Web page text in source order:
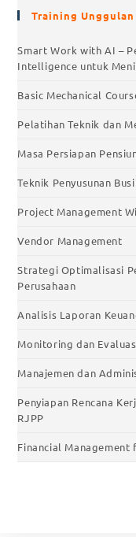
Training Unggulan
Smart Work with AI –
Intelligence untuk
Basic Mechanical
Pelatihan Teknik dan
Masa Persiapan
Teknik Penyusunan
Project Management
Vendor Management
Strategi Optimalisasi
Perusahaan
Analisis Laporan
Monitoring dan
Manajemen dan
Penyiapan Rencana
RJPP
Financial Management